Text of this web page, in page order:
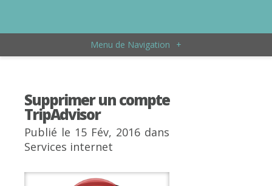
Menu de Navigation +
Supprimer un compte
TripAdvisor
Publié le 15 Fév, 2016 dans
Services internet